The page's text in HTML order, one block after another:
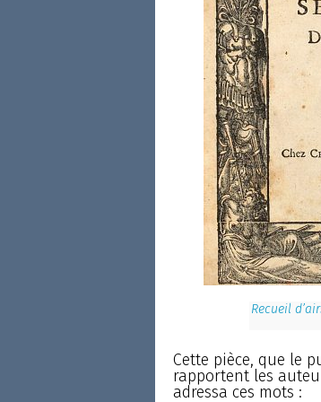
Recueil
Cette pièce, que le
rapportent les
adressa ces mots :